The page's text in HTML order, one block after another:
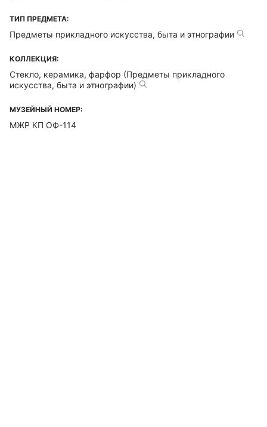
ТИП ПРЕДМЕТА:
Предметы прикладного искусства, быта и этнографии
КОЛЛЕКЦИЯ:
Стекло, керамика, фарфор (Предметы прикладного
искусства, быта и этнографии)
МУЗЕЙНЫЙ НОМЕР:
МЖР КП ОФ-114